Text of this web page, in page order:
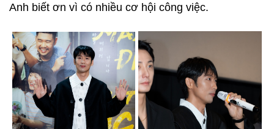
Anh biết ơn vì có nhiều cơ hội công việc.